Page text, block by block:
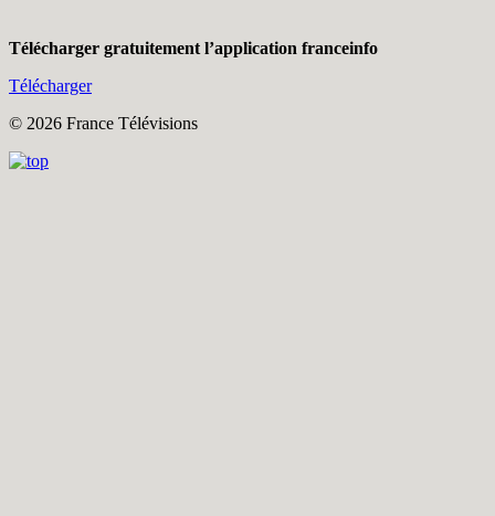
Télécharger gratuitement l’application franceinfo
Télécharger
© 2026 France Télévisions